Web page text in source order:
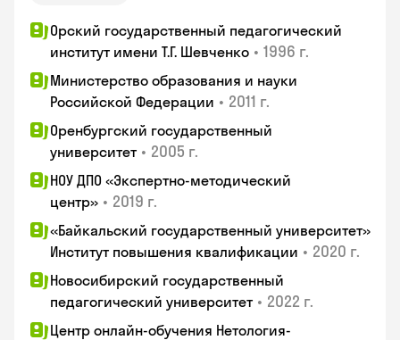
Орский государственный педагогический
институт имени Т.Г. Шевченко • 1996 г.
Министерство образования и науки
Российской Федерации • 2011 г.
Оренбургский государственный
университет • 2005 г.
НОУ ДПО «Экспертно-методический
центр» • 2019 г.
«Байкальский государственный университет»
Институт повышения квалификации • 2020 г.
Новосибирский государственный
педагогический университет • 2022 г.
Центр онлайн-обучения Нетология-